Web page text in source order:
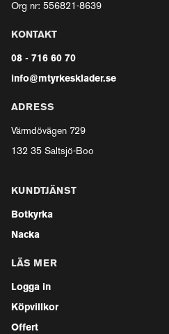
Org nr: 556821-8639
KONTAKT
08 - 716 60 70
info@mtyrkesklader.se
ADRESS
Värmdövägen 729
132 35 Saltsjö-Boo
KUNDTJÄNST
Botkyrka
Nacka
LÄS MER
Logga in
Köpvillkor
Offert